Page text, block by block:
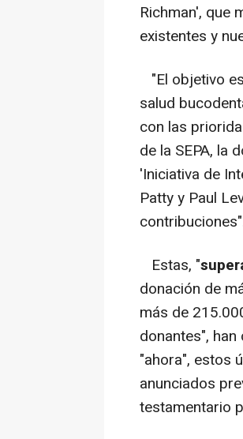
Richman', que
existentes y
"El objetivo
salud
con las
de la SEPA, la
'Iniciativa de
Patty y Paul
Estas, "
donación de
más de
donantes",
"ahora", estos
anunciados
testamentario